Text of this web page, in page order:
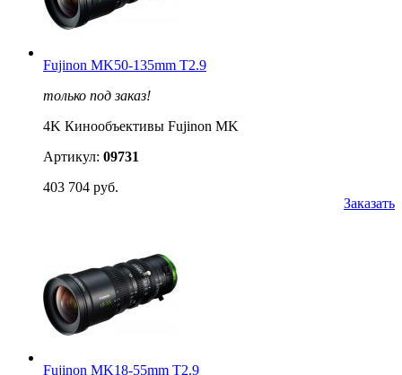
Fujinon MK50-135mm T2.9
только под заказ!
4K Кинообъективы Fujinon MK
Артикул: 09731
403 704 руб.
Заказать
Fujinon MK18-55mm T2.9